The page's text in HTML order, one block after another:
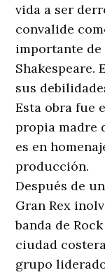
vida a ser
convalide
importante de
Shakespeare.
sus
Esta obra fue
propia madre
es en
producción.
Después de
Gran Rex
banda de
ciudad
grupo